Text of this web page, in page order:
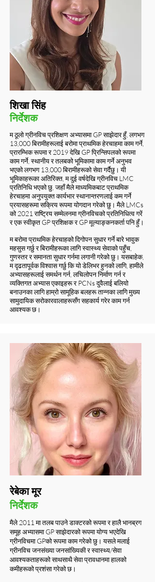
शिखा सिंह
निर्देशक
म ठूलो ग्रीनविच प्रशिक्षण अभ्यासमा GP साझेदार हुँ, लगभग
13,000 बिरामीहरूलाई बरोमा प्राथमिक हेरचाहमा काम गर्ने,
प्रारम्भिक रूपमा र 2019 देखि GP प्रिन्सिपलको रूपमा
काम गर्ने, स्थानीय र तलबको भूमिकामा काम गर्ने अनुभव
भएको लगभग 13,000 बिरामीहरूको सेवा गर्दैछु। यी
भूमिकाहरूका अतिरिक्त, म दुई वर्षदेखि ग्रीनविच LMC
प्रतिनिधि भएको छु, जहाँ मैले माध्यमिकबाट प्राथमिक
हेरचाहमा अनुपयुक्त कार्यभार स्थानान्तरणलाई कम गर्ने
प्रयासहरूमा सक्रिय रूपमा योगदान गरेको छु। मैले LMCs
को 2021 राष्ट्रिय सम्मेलनमा ग्रीनविचको प्रतिनिधित्व गरें
र एक स्वीकृत GP प्रशिक्षक र GP मूल्याङ्कनकर्ता पनि हुँ।
म बरोमा प्राथमिक हेरचाहको दिगोपन सुधार गर्ने बारे भावुक
महसुस गर्छु र बिरामीहरूका लागि स्वास्थ्य सेवाको पहुँच,
गुणस्तर र समानता सुधार गर्नमा लगानी गरेको छु। यसबाहेक,
म दृढतापूर्वक विश्वास गर्छु कि यो डेलिभर हुनको लागि, हामीले
अभ्यासहरूलाई समर्थन गर्न, लचिलोपन निर्माण गर्न र
व्यक्तिगत अभ्यास एकाइहरू र PCNs दुवैलाई बलियो
बनाउनका लागि हाम्रो सामूहिक बलहरू तान्नका लागि मुख्य
सामुदायिक सरोकारवालाहरूसँग सहकार्य गरेर काम गर्न
आवश्यक छ।
रेबेका मूर
निर्देशक
मैले 2011 मा तलब पाउने डाक्टरको रूपमा र हालै भानब्रग
समूह अभ्यासमा GP साझेदारको रूपमा योग्य भएदेखि
ग्रीनविचमा GPको रूपमा काम गरेको छु। यसले मलाई
ग्रीनविच जनसंख्या जनसांख्यिकी र स्वास्थ्य/सेवा
आवश्यकताहरूको साथसाथै सेवा प्रावधानमा हालको
कमीहरूको प्रशंसा गरेको छ।